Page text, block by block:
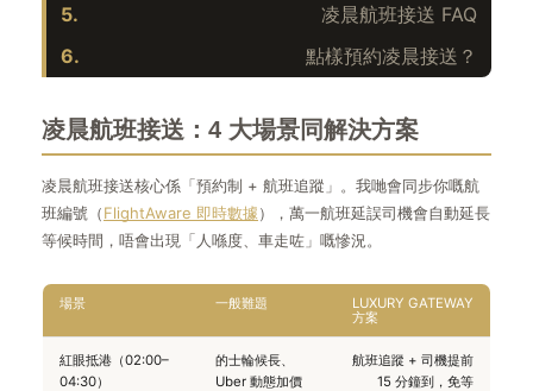
5.
凌晨航班接送 FAQ
6.
點樣預約凌晨接送？
凌晨航班接送：4 大場景同解決方案
凌晨航班接送核心係「預約制 + 航班追蹤」。我哋會同步你嘅航
班編號（FlightAware 即時數據），萬一航班延誤司機會自動延長
等候時間，唔會出現「人喺度、車走咗」嘅慘況。
場景 一般難題
LUXURY GATEWAY
方案
紅眼抵港（02:00–
04:30）
的士輪候長、
Uber 動態加價
航班追蹤 + 司機提前
15 分鐘到，免等